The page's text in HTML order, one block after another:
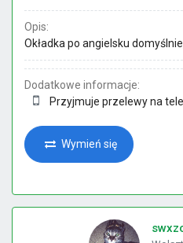
Opis:
Okładka po angielsku
Dodatkowe informacje:
Przyjmuje przelewy na
Wymień się